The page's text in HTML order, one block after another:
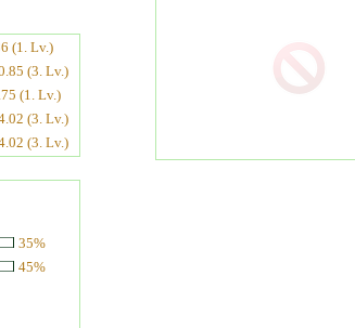
(1. Lv.)
(3. Lv.)
(1. Lv.)
(3. Lv.)
(3. Lv.)
35%
45%